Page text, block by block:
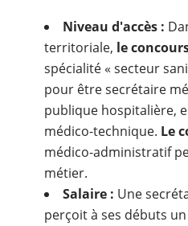
Niveau d'accès :
territoriale, le
spécialité « secteur
pour être secrétaire
publique hospitalière,
médico-technique. Le
médico-administratif
métier.
Salaire : Une
perçoit à ses débuts